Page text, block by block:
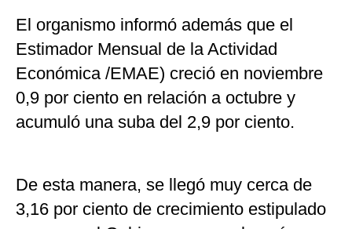
El organismo informó además que el
Estimador Mensual de la Actividad
Económica /EMAE) creció en noviembre
0,9 por ciento en relación a octubre y
acumuló una suba del 2,9 por ciento.
De esta manera, se llegó muy cerca de
3,16 por ciento de crecimiento estipulado